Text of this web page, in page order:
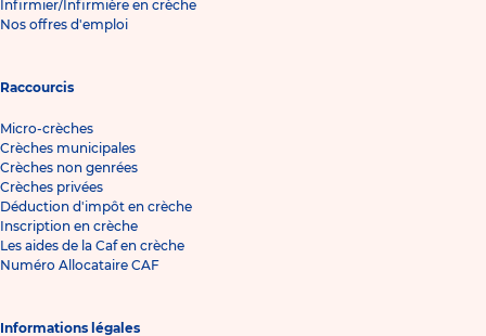
Infirmier/Infirmière en crèche
Nos offres d'emploi
Raccourcis
Micro-crèches
Crèches municipales
Crèches non genrées
Crèches privées
Déduction d'impôt en crèche
Inscription en crèche
Les aides de la Caf en crèche
Numéro Allocataire CAF
Informations légales